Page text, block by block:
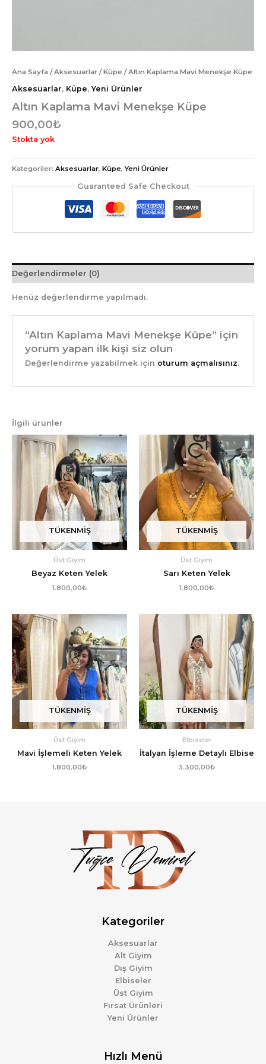
Ana Sayfa /Aksesuarlar /Küpe / Altın Kaplama Mavi Menekşe Küpe
Aksesuarlar, Küpe,Yeni Ürünler
Altın Kaplama Mavi Menekşe Küpe
900,00₺
Stokta yok
Kategoriler: Aksesuarlar, Küpe,Yeni Ürünler
Guaranteed Safe Checkout
Değerlendirmeler (0)
Henüz değerlendirme yapılmadı.
“Altın Kaplama Mavi Menekşe Küpe” için
yorum yapan ilk kişi siz olun
Değerlendirme yazabilmek için oturum açmalısınız.
İlgili ürünler
TÜKENMIŞ
Üst Giyim
Beyaz Keten Yelek
1.800,00₺
TÜKENMIŞ
Üst Giyim
Sarı Keten Yelek
1.800,00₺
TÜKENMIŞ
Üst Giyim
Mavi İşlemeli Keten Yelek
1.800,00₺
TÜKENMIŞ
Elbiseler
İtalyan İşleme Detaylı Elbise
3.300,00₺
Kategoriler
Aksesuarlar
Alt Giyim
Dış Giyim
Elbiseler
Üst Giyim
Fırsat Ürünleri
Yeni Ürünler
Hızlı Menü